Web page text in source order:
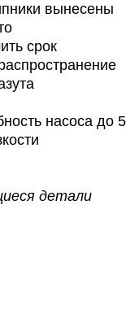
вынесены
срок
насоса до 5
детали